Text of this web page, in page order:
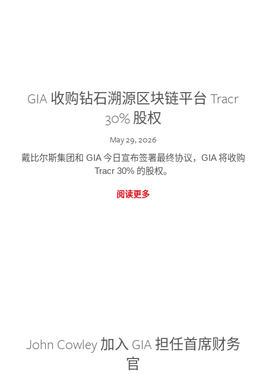
GIA 收购钻石溯源区块链平台 Tracr
30% 股权
May 29, 2026
戴比尔斯集团和 GIA 今日宣布签署最终协议，GIA 将收购
Tracr 30% 的股权。
阅读更多
John Cowley 加入 GIA 担任首席财务
官